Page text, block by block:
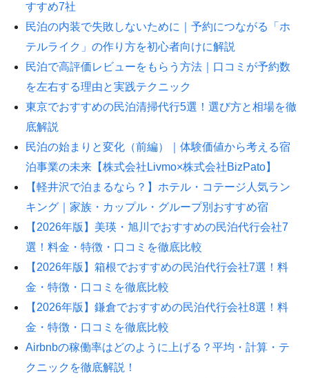
すすめ7社
民泊の内装で失敗しないために｜予約につながる「ホ
テルライク」の作り方を初心者向けに解説
民泊で高評価レビューをもらう方法｜口コミが予約数
を左右する理由と実践テクニック
東京でおすすめの民泊清掃代行5選！選び方と相場を徹
底解説
民泊の始まりと変化（前編）｜体験価値から考える宿
泊事業の未来【株式会社Livmo×株式会社BizPato】
【軽井沢で泊まるなら？】ホテル・コテージ人気ラン
キング｜家族・カップル・グループ別おすすめ宿
【2026年版】美瑛・旭川でおすすめの民泊代行会社7
選！料金・特徴・口コミを徹底比較
【2026年版】箱根でおすすめの民泊代行会社7選！料
金・特徴・口コミを徹底比較
【2026年版】鎌倉でおすすめの民泊代行会社8選！料
金・特徴・口コミを徹底比較
Airbnbの稼働率はどのように上げる？平均・計算・テ
クニックを徹底解説！